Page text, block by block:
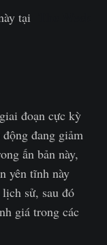
tại
đoạn cực kỳ
đang giảm
ấn bản này,
yên tĩnh này
sử, sau đó
giá trong các